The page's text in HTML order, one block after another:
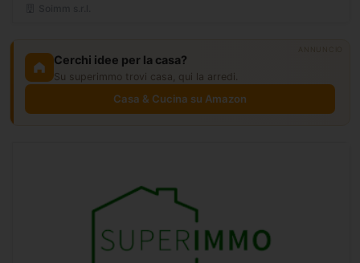
Cerchi idee per la casa?
Su superimmo trovi casa, qui la arredi.
Casa & Cucina su Amazon